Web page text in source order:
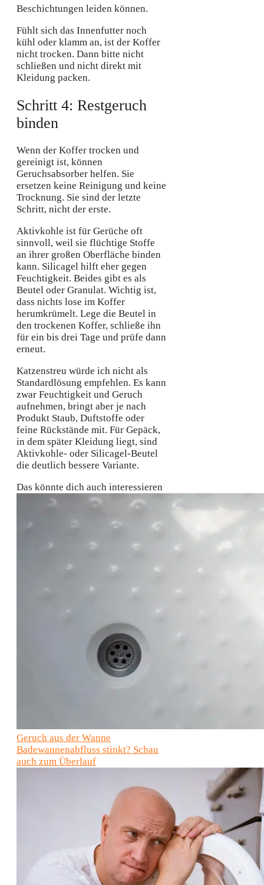
Beschichtungen leiden können.
Fühlt sich das Innenfutter noch
kühl oder klamm an, ist der Koffer
nicht trocken. Dann bitte nicht
schließen und nicht direkt mit
Kleidung packen.
Schritt 4: Restgeruch
binden
Wenn der Koffer trocken und
gereinigt ist, können
Geruchsabsorber helfen. Sie
ersetzen keine Reinigung und keine
Trocknung. Sie sind der letzte
Schritt, nicht der erste.
Aktivkohle ist für Gerüche oft
sinnvoll, weil sie flüchtige Stoffe
an ihrer großen Oberfläche binden
kann. Silicagel hilft eher gegen
Feuchtigkeit. Beides gibt es als
Beutel oder Granulat. Wichtig ist,
dass nichts lose im Koffer
herumkrümelt. Lege die Beutel in
den trockenen Koffer, schließe ihn
für ein bis drei Tage und prüfe dann
erneut.
Katzenstreu würde ich nicht als
Standardlösung empfehlen. Es kann
zwar Feuchtigkeit und Geruch
aufnehmen, bringt aber je nach
Produkt Staub, Duftstoffe oder
feine Rückstände mit. Für Gepäck,
in dem später Kleidung liegt, sind
Aktivkohle- oder Silicagel-Beutel
die deutlich bessere Variante.
Das könnte dich auch interessieren
Geruch aus der Wanne
Badewannenabfluss stinkt? Schau
auch zum Überlauf